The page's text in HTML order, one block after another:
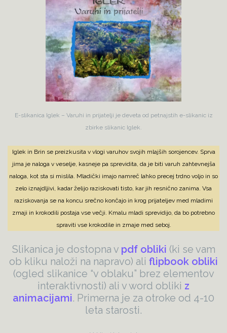
E-slikanica Iglek – Varuhi in prijatelji je deveta od petnajstih e-slikanic iz
zbirke slikanic Iglek.
Iglek in Brin se preizkusita v vlogi varuhov svojih mlajših sorojencev. Sprva
jima je naloga v veselje, kasneje pa sprevidita, da je biti varuh zahtevnejša
naloga, kot sta si mislila. Mladički imajo namreč lahko precej trdno voljo in so
zelo iznajdljivi, kadar želijo raziskovati tisto, kar jih resnično zanima. Vsa
raziskovanja se na koncu srečno končajo in krog prijateljev med mladimi
zmaji in krokodili postaja vse večji. Kmalu mladi sprevidijo, da bo potrebno
spraviti vse krokodile in zmaje med seboj.
Slikanica je dostopna v pdf obliki (ki se vam
ob kliku naloži na napravo) ali flipbook obliki
(ogled slikanice “v oblaku” brez elementov
interaktivnosti) ali v word obliki z
animacijami. Primerna je za otroke od 4-10
leta starosti.